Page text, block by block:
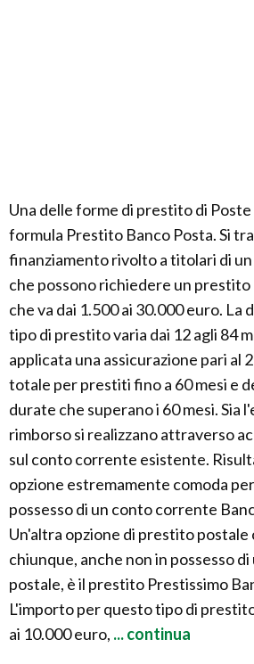
Una delle forme di prestito di Poste
formula Prestito Banco Posta. Si
finanziamento rivolto a titolari di
che possono richiedere un
che va dai 1.500 ai 30.000 euro. La
tipo di prestito varia dai 12 agli 84
applicata una assicurazione pari al
totale per prestiti fino a 60 mesi e
durate che superano i 60 mesi. Sia
rimborso si realizzano attraverso
sul conto corrente esistente.
opzione estremamente comoda
possesso di un conto corrente
Un'altra opzione di prestito
chiunque, anche non in possesso
postale, è il prestito Prestissimo
L'importo per questo tipo di
ai 10.000 euro, ... continua